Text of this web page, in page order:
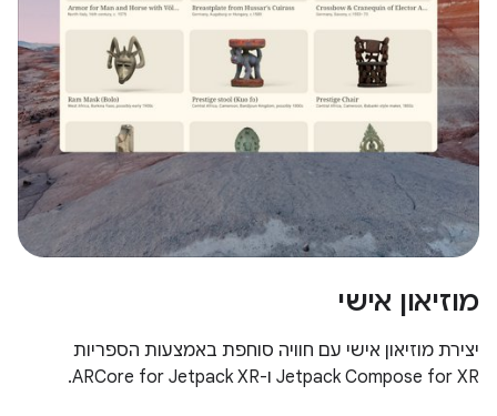
מוזיאון אישי
יצירת מוזיאון אישי עם חוויה סוחפת באמצעות הספריות
Jetpack Compose for XR ו-ARCore for Jetpack XR.